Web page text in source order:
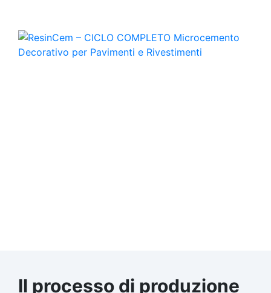
Il processo di produzione